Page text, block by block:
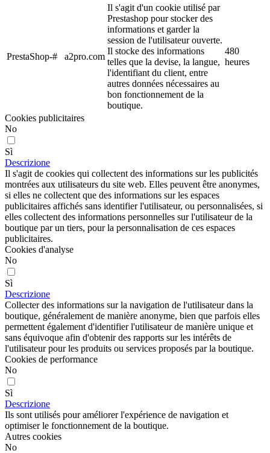
PrestaShop-# a2pro.com
Il s'agit d'un cookie utilisé par
Prestashop pour stocker des
informations et garder la
session de l'utilisateur ouverte.
Il stocke des informations
telles que la devise, la langue,
l'identifiant du client, entre
autres données nécessaires au
bon fonctionnement de la
boutique.
480
heures
Cookies publicitaires
No
Sì
Descrizione
Il s'agit de cookies qui collectent des informations sur les publicités
montrées aux utilisateurs du site web. Elles peuvent être anonymes,
si elles ne collectent que des informations sur les espaces
publicitaires affichés sans identifier l'utilisateur, ou personnalisées, si
elles collectent des informations personnelles sur l'utilisateur de la
boutique par un tiers, pour la personnalisation de ces espaces
publicitaires.
Cookies d'analyse
No
Sì
Descrizione
Collecter des informations sur la navigation de l'utilisateur dans la
boutique, généralement de manière anonyme, bien que parfois elles
permettent également d'identifier l'utilisateur de manière unique et
sans équivoque afin d'obtenir des rapports sur les intérêts de
l'utilisateur pour les produits ou services proposés par la boutique.
Cookies de performance
No
Sì
Descrizione
Ils sont utilisés pour améliorer l'expérience de navigation et
optimiser le fonctionnement de la boutique.
Autres cookies
No